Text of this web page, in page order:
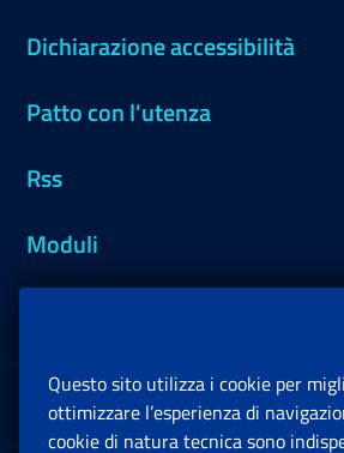
Dichiarazione accessibilità
Patto con l'utenza
Rss
Moduli
Sedi e Contatti
Questo sito utilizza i cookie per
ottimizzare l’esperienza di
cookie di natura tecnica sono